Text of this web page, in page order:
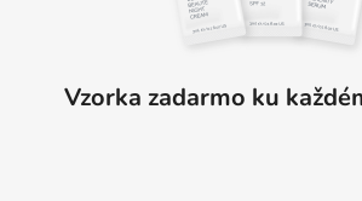
Vzorka zadarmo ku